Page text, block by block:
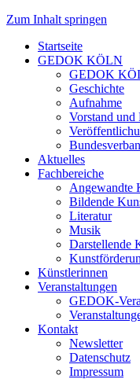
Zum Inhalt springen
Startseite
GEDOK KÖLN
GEDOK
Geschichte
Aufnahme
Vorstand und
Aktuelles
Fachbereiche
Angewandte
Bildende
Literatur
Musik
Darstellende
Künstlerinnen
Veranstaltungen
GEDOK-
Kontakt
Newsletter
Datenschutz
Impressum